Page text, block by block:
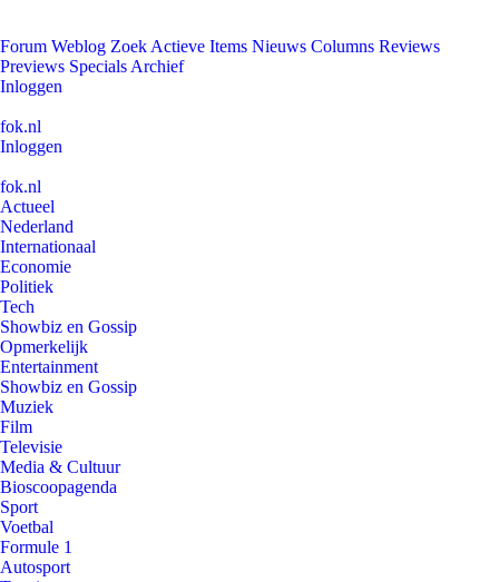
Forum Weblog Zoek Actieve Items Nieuws Columns Reviews
Previews Specials Archief
Inloggen
fok.nl
Inloggen
fok.nl
Actueel
Nederland
Internationaal
Economie
Politiek
Tech
Showbiz en Gossip
Opmerkelijk
Entertainment
Showbiz en Gossip
Muziek
Film
Televisie
Media & Cultuur
Bioscoopagenda
Sport
Voetbal
Formule 1
Autosport